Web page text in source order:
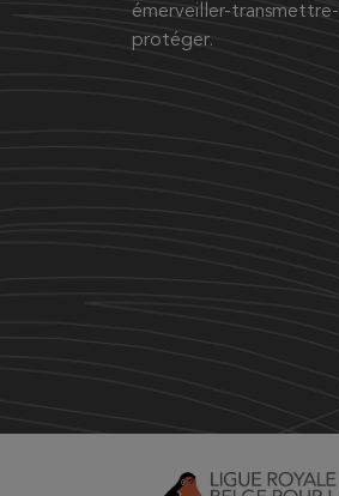
émerveiller-transmettre-
protéger.